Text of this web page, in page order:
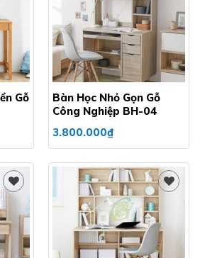
to
Gỗ
Add to
wishlist
Bàn Học Nhỏ Gọn Gỗ
Công Nghiệp BH-04
3.800.000₫
to
Add to
wishlist